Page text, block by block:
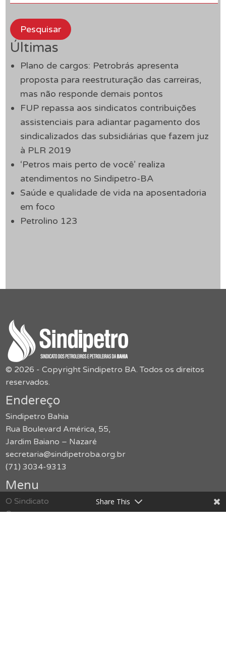
Pesquisar
Últimas
Plano de cargos: Petrobrás apresenta
proposta para reestruturação das carreiras,
mas não responde demais pontos
FUP repassa aos sindicatos contribuições
assistenciais para adiantar pagamento dos
sindicalizados das subsidiárias que fazem juz
à PLR 2019
‘Petros mais perto de você’ realiza
atendimentos no Sindipetro-BA
Saúde e qualidade de vida na aposentadoria
em foco
Petrolino 123
© 2026 - Copyright Sindipetro BA. Todos os direitos
reservados.
Endereço
Sindipetro Bahia
Rua Boulevard América, 55,
Jardim Baiano – Nazaré
secretaria@sindipetroba.org.br
(71) 3034-9313
Menu
O Sindicato
Congressos
Share This